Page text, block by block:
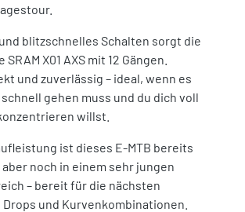
blitzschnelles Schalten sorgt die
X01 AXS mit 12 Gängen.
und zuverlässig – ideal, wenn es
gehen muss und du dich voll
willst.
ist dieses E-MTB bereits
noch in einem sehr jungen
– bereit für die nächsten
und Kurvenkombinationen.